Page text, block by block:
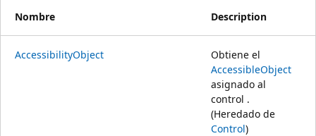
Nombre Description
AccessibilityObject
Obtiene el
AccessibleObject
asignado al
control .
(Heredado de
Control)